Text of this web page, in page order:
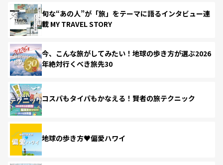
旬な“あの人”が「旅」をテーマに語るインタビュー連
載 MY TRAVEL STORY
今、こんな旅がしてみたい！地球の歩き方が選ぶ2026
年絶対行くべき旅先30
コスパもタイパもかなえる！賢者の旅テクニック
地球の歩き方♥偏愛ハワイ